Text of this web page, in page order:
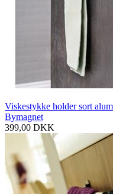
Viskestykke holder sort
Bymagnet
399,00 DKK